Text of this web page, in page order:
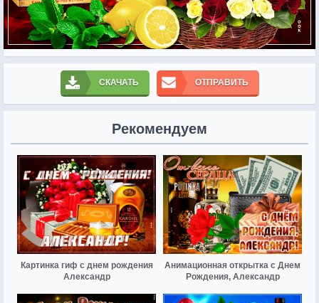
СКАЧАТЬ ОТПРАВИТЬ
Рекомендуем
Картинка гиф с днем рождения
Александр
Анимационная открытка с Днем
Рождения, Александр